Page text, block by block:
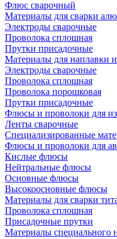
Флюс сварочный
Материалы для сварки
Электроды сварочные
Проволока сплошная
Прутки присадочные
Материалы для наплавки
Электроды сварочные
Проволока сплошная
Проволока порошковая
Прутки присадочные
Флюсы и проволоки для
Ленты сварочные
Специализированные
Флюсы и проволоки для
Кислые флюсы
Нейтральные флюсы
Основные флюсы
Высокоосновные флюсы
Материалы для сварки
Проволока сплошная
Присадочные прутки
Материалы специального